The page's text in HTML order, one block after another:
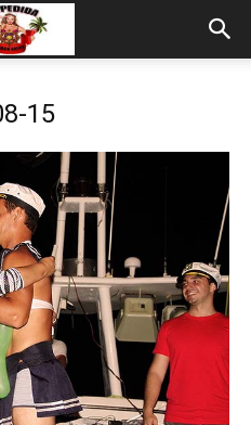
15